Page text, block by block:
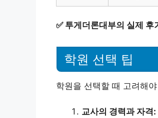
✅ 투게더론대부의 실제 후
학원 선택 팁
학원을 선택할 때 고려해
교사의 경력과 자격: